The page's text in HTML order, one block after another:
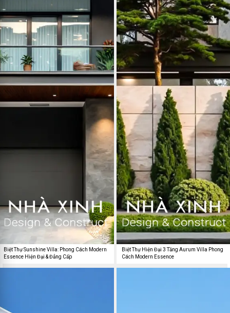
Biệt Thự Sunshine Villa: Phong Cách Modern
Essence Hiện Đại & Đẳng Cấp
Biệt Thự Hiện Đại 3 Tầng Aurum Villa Phong
Cách Modern Essence